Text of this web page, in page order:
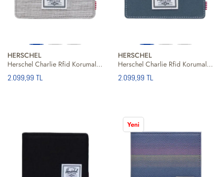
HERSCHEL
Herschel Charlie Rfid Korumalı Kartlık Unisex Gri Cüzdan
2.099,99 TL
HERSCHEL
Herschel Charlie Rfid Korumalı Kartlık Unisex Mavi Cüzdan
2.099,99 TL
Yeni